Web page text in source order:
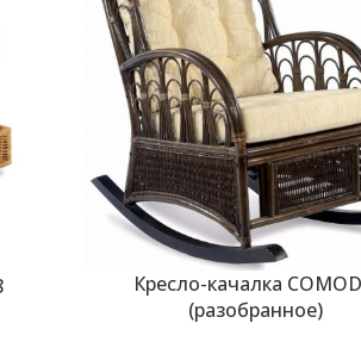
В КОРЗИНУКресло-качалка
(разобранное)